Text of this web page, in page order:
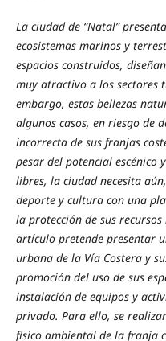
La ciudad de “Natal”
ecosistemas marinos y
espacios construidos,
muy atractivo a los
embargo, estas bellezas
algunos casos, en riesgo de
incorrecta de sus franjas
pesar del potencial escénico
libres, la ciudad necesita
deporte y cultura con una
la protección de sus
artículo pretende presentar
urbana de la Vía Costera y
promoción del uso de sus
instalación de equipos y
privado. Para ello, se
físico ambiental de la franja